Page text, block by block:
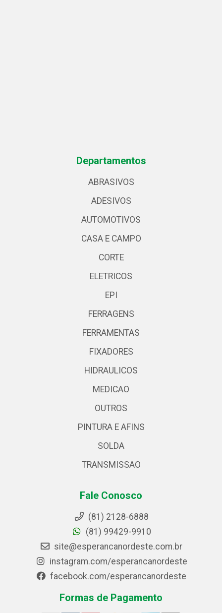
Departamentos
ABRASIVOS
ADESIVOS
AUTOMOTIVOS
CASA E CAMPO
CORTE
ELETRICOS
EPI
FERRAGENS
FERRAMENTAS
FIXADORES
HIDRAULICOS
MEDICAO
OUTROS
PINTURA E AFINS
SOLDA
TRANSMISSAO
Fale Conosco
(81) 2128-6888
(81) 99429-9910
site@esperancanordeste.com.br
instagram.com/esperancanordeste
facebook.com/esperancanordeste
Formas de Pagamento